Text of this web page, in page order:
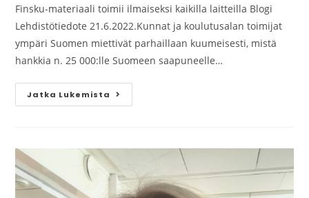
Finsku-materiaali toimii ilmaiseksi kaikilla laitteilla Blogi
Lehdistötiedote 21.6.2022.Kunnat ja koulutusalan toimijat
ympäri Suomen miettivät parhaillaan kuumeisesti, mistä
hankkia n. 25 000:lle Suomeen saapuneelle…
Jatka Lukemista